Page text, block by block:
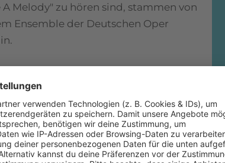
A Melody" zu hören sind, stammen von
Ensemble der Deutschen Oper